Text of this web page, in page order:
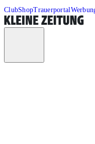
ClubShopTrauerportal